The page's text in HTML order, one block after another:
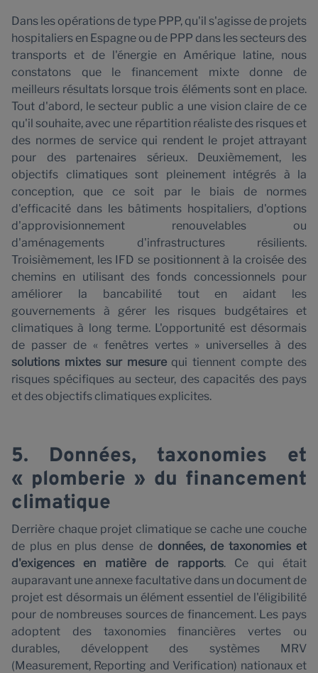
Dans les opérations de type PPP, qu'il s'agisse de projets
hospitaliers en Espagne ou de PPP dans les secteurs des
transports et de l'énergie en Amérique latine, nous
constatons que le financement mixte donne de
meilleurs résultats lorsque trois éléments sont en place.
Tout d'abord, le secteur public a une vision claire de ce
qu'il souhaite, avec une répartition réaliste des risques et
des normes de service qui rendent le projet attrayant
pour des partenaires sérieux. Deuxièmement, les
objectifs climatiques sont pleinement intégrés à la
conception, que ce soit par le biais de normes
d'efficacité dans les bâtiments hospitaliers, d'options
d'approvisionnement renouvelables ou
d'aménagements d'infrastructures résilients.
Troisièmement, les IFD se positionnent à la croisée des
chemins en utilisant des fonds concessionnels pour
améliorer la bancabilité tout en aidant les
gouvernements à gérer les risques budgétaires et
climatiques à long terme. L'opportunité est désormais
de passer de « fenêtres vertes » universelles à des
solutions mixtes sur mesurequi tiennent compte des
risques spécifiques au secteur, des capacités des pays
et des objectifs climatiques explicites.
5. Données, taxonomies et
« plomberie » du financement
climatique
Derrière chaque projet climatique se cache une couche
de plus en plus dense de données, de taxonomies et
d'exigences en matière de rapports. Ce qui était
auparavant une annexe facultative dans un document de
projet est désormais un élément essentiel de l'éligibilité
pour de nombreuses sources de financement. Les pays
adoptent des taxonomies financières vertes ou
durables, développent des systèmes MRV
(Measurement, Reporting and Verification) nationaux et